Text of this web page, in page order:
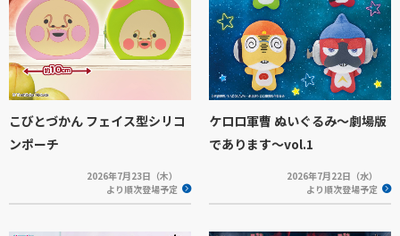
こびとづかん フェイス型シリコ
ンポーチ
2026年7月23日（木）
より順次登場予定
ケロロ軍曹 ぬいぐるみ～劇場版
であります～vol.1
2026年7月22日（水）
より順次登場予定